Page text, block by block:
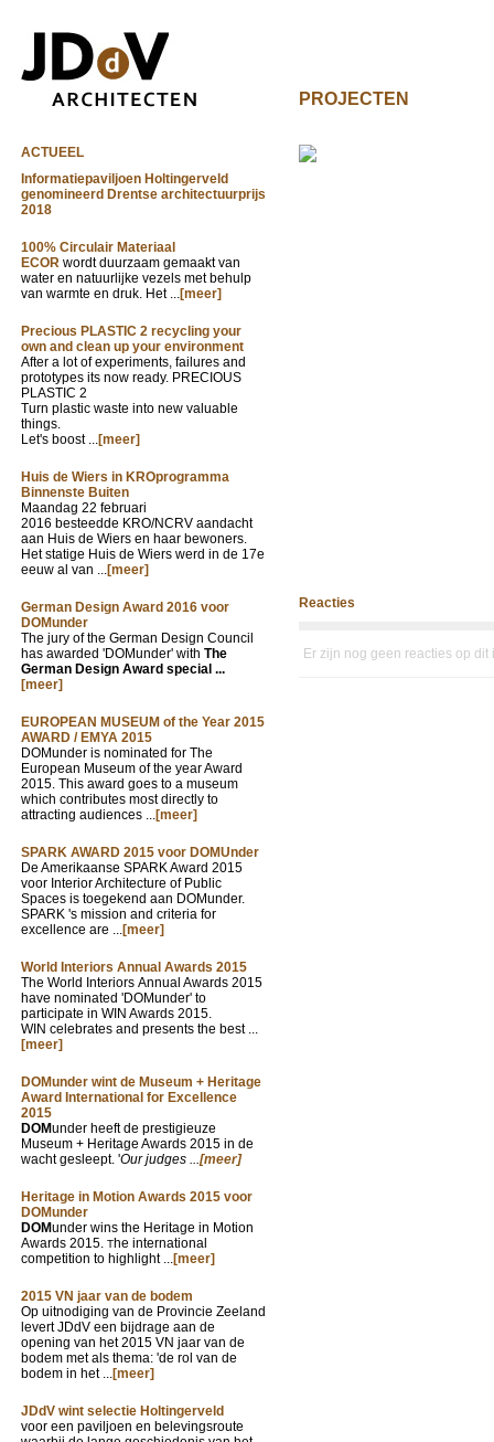
PROJECTEN
ACTUEEL
Informatiepaviljoen Holtingerveld
genomineerd Drentse architectuurprijs
2018
100% Circulair Materiaal
ECOR wordt duurzaam gemaakt van
water en natuurlijke vezels met behulp
van warmte en druk. Het ...[meer]
Precious PLASTIC 2 recycling your
own and clean up your environment
After a lot of experiments, failures and
prototypes its now ready. PRECIOUS
PLASTIC 2
Turn plastic waste into new valuable
things.
Let's boost ...[meer]
Huis de Wiers in KROprogramma
Binnenste Buiten
Maandag 22 februari
2016 besteedde KRO/NCRV aandacht
aan Huis de Wiers en haar bewoners.
Het statige Huis de Wiers werd in de 17e
eeuw al van ...[meer]
German Design Award 2016 voor
DOMunder
The jury of the German Design Council
has awarded 'DOMunder' with The
German Design Award special ...
[meer]
EUROPEAN MUSEUM of the Year 2015
AWARD / EMYA 2015
DOMunder is nominated for The
European Museum of the year Award
2015. This award goes to a museum
which contributes most directly to
attracting audiences ...[meer]
SPARK AWARD 2015 voor DOMUnder
De Amerikaanse SPARK Award 2015
voor Interior Architecture of Public
Spaces is toegekend aan DOMunder.
SPARK 's mission and criteria for
excellence are ...[meer]
World Interiors Annual Awards 2015
The World Interiors Annual Awards 2015
have nominated 'DOMunder' to
participate in WIN Awards 2015.
WIN celebrates and presents the best ...
[meer]
DOMunder wint de Museum + Heritage
Award International for Excellence
2015
DOMunder heeft de prestigieuze
Museum + Heritage Awards 2015 in de
wacht gesleept. 'Our judges ...[meer]
Heritage in Motion Awards 2015 voor
DOMunder
DOMunder wins the Heritage in Motion
Awards 2015. The international
competition to highlight ...[meer]
2015 VN jaar van de bodem
Op uitnodiging van de Provincie Zeeland
levert JDdV een bijdrage aan de
opening van het 2015 VN jaar van de
bodem met als thema: 'de rol van de
bodem in het ...[meer]
JDdV wint selectie Holtingerveld
voor een paviljoen en belevingsroute
Reacties
Er zijn nog geen reacties op dit